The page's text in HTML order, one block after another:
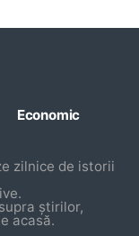
Economic
zilnice de istorii
știrilor,
acasă.